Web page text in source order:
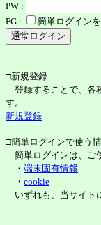
PW :
FG :
簡単ログイン
□新規登録
登録することで、各
す。
新規登録
□簡単ログインで使う
簡単ログインは、ご
・ 端末固有情報
・ cookie
いずれも、当サイト